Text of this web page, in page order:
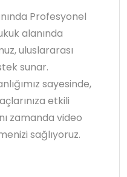
Profesyonel
alanında
uluslararası
sunar.
sayesinde,
etkili
zamanda video
sağlıyoruz.